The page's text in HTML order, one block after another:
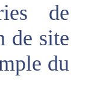
de
de site
du